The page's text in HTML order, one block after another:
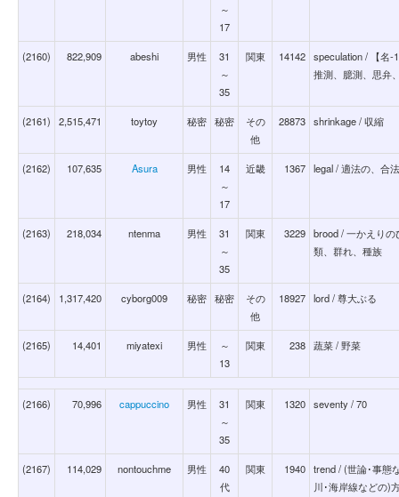
～
17
(2160) 822,909 abeshi 男性
31
～
35
関東 14142 speculation / 【名-
推測、臆測、思弁
(2161) 2,515,471 toytoy 秘密 秘密
その
他
28873 shrinkage / 収縮
(2162) 107,635 Asura 男性
14
～
17
近畿 1367 legal / 適法の、合
(2163) 218,034 ntenma 男性
31
～
35
関東 3229 brood / 一かえり
類、群れ、種族
(2164) 1,317,420 cyborg009 秘密 秘密
その
他
18927 lord / 尊大ぶる
(2165) 14,401 miyatexi 男性
～
13
関東 238 蔬菜 / 野菜
(2166) 70,996 cappuccino 男性
31
～
35
関東 1320 seventy / 70
(2167) 114,029 nontouchme 男性
40
代
関東 1940 trend / (世論･事態
川･海岸線などの)